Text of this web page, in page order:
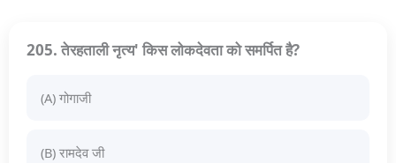
205. तेरहताली नृत्य' किस लोकदेवता को समर्पित है?
(A) गोगाजी
(B) रामदेव जी